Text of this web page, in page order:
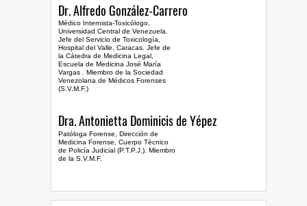
SanaSana, Salud para todos
Documentación Covid-19
Malaria
Serpientes de Venezuela
Escorpiones
Dr. Alfredo González-Carrero
Médico Internista-Toxicólogo,
Universidad Central de Venezuela.
Jefe del Servicio de Toxicología,
Hospital del Valle, Caracas. Jefe de
la Cátedra de Medicina Legal,
Escuela de Medicina José María
Vargas . Miembro de la Sociedad
Venezolana de Médicos Forenses
(S.V.M.F.)
Dra. Antonietta Dominicis de Yépez
Patóloga Forense, Dirección de
Medicina Forense, Cuerpo Técnico
de Policía Judicial (P.T.P.J.). Miembro
de la S.V.M.F.